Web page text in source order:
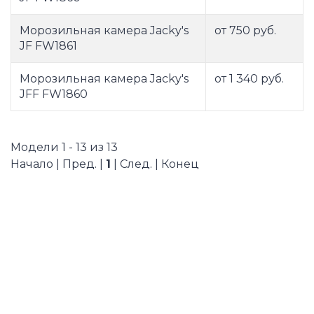
Морозильная камера Jacky's
JF FW1861
от 750 руб.
Морозильная камера Jacky's
JFF FW1860
от 1 340 руб.
Модели 1 - 13 из 13
Начало | Пред. | 1 | След. | Конец